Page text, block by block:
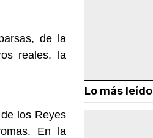
de la
reales, la
los Reyes
En la
Lo más leído